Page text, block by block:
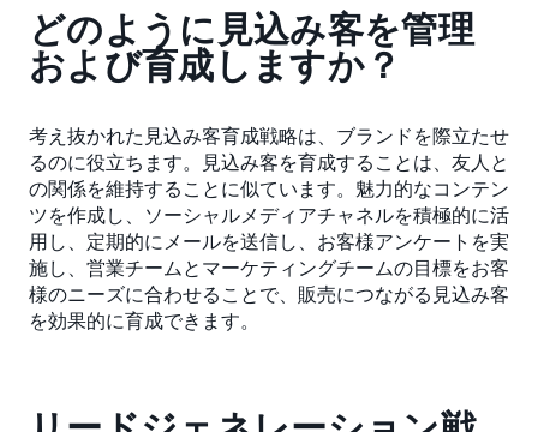
どのように見込み客を管理
および育成しますか？
考え抜かれた見込み客育成戦略は、ブランドを際立たせ
るのに役立ちます。見込み客を育成することは、友人と
の関係を維持することに似ています。魅力的なコンテン
ツを作成し、ソーシャルメディアチャネルを積極的に活
用し、定期的にメールを送信し、お客様アンケートを実
施し、営業チームとマーケティングチームの目標をお客
様のニーズに合わせることで、販売につながる見込み客
を効果的に育成できます。